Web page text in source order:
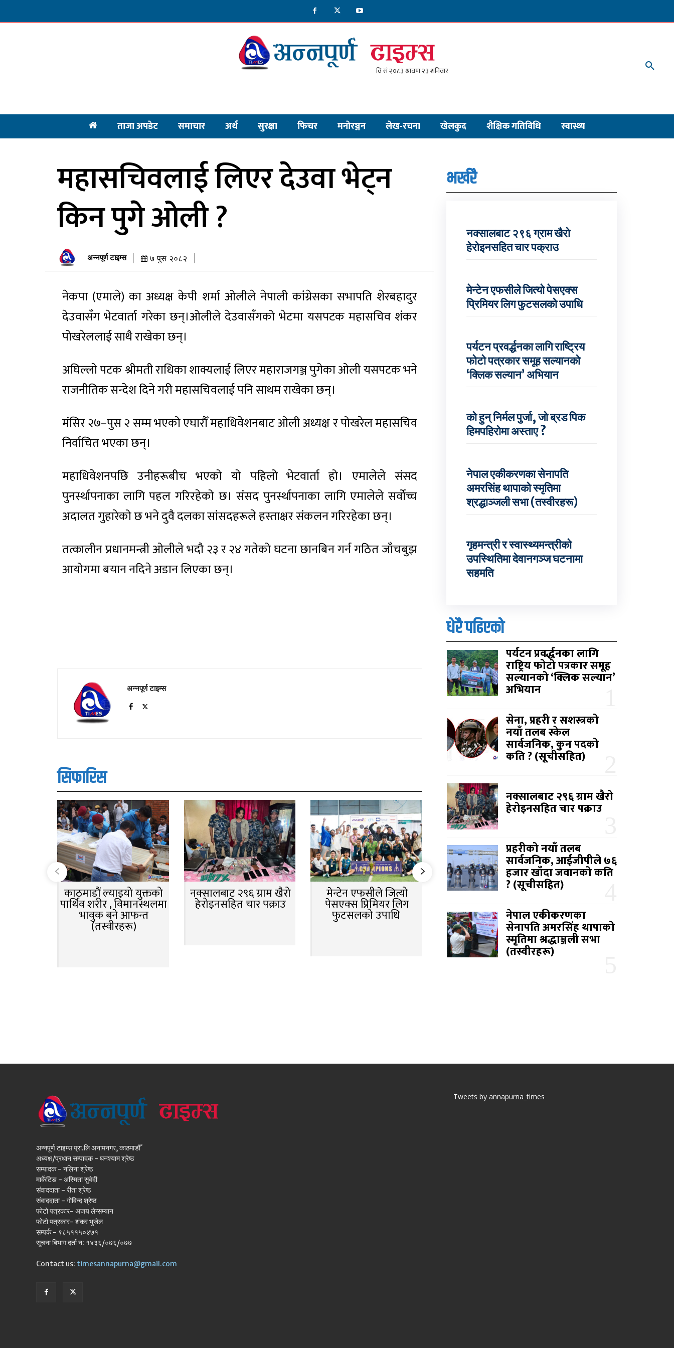
ताजा अपडेट समाचार अर्थ सुरक्षा फिचर मनाेरञ्जन लेख-रचना खेलकुद शैक्षिक गतिविधि स्वास्थ्य
महासचिवलाई लिएर देउवा भेट्न
किन पुगे ओली ?
अन्नपूर्ण टाइम्स ७ पुस २०८२
नेकपा (एमाले) का अध्यक्ष केपी शर्मा ओलीले नेपाली कांग्रेसका सभापति शेरबहादुर
देउवासँग भेटवार्ता गरेका छन्।ओलीले देउवासँगको भेटमा यसपटक महासचिव शंकर
पोखरेललाई साथै राखेका छन्।
अघिल्लो पटक श्रीमती राधिका शाक्यलाई लिएर महाराजगञ्ज पुगेका ओली यसपटक भने
राजनीतिक सन्देश दिने गरी महासचिवलाई पनि साथम राखेका छन्।
मंसिर २७–पुस २ सम्म भएको एघारौँ महाधिवेशनबाट ओली अध्यक्ष र पोखरेल महासचिव
निर्वाचित भएका छन्।
महाधिवेशनपछि उनीहरूबीच भएको यो पहिलो भेटवार्ता हो। एमालेले संसद
पुनर्स्थापनाका लागि पहल गरिरहेको छ। संसद पुनर्स्थापनाका लागि एमालेले सर्वोच्च
अदालत गुहारेको छ भने दुवै दलका सांसदहरूले हस्ताक्षर संकलन गरिरहेका छन्।
तत्कालीन प्रधानमन्त्री ओलीले भदौ २३ र २४ गतेको घटना छानबिन गर्न गठित जाँचबुझ
आयोगमा बयान नदिने अडान लिएका छन्।
अन्नपूर्ण टाइम्स
सिफारिस
काठमाडौं ल्याइयो युक्तको
पार्थिव शरीर , विमानस्थलमा
भावुक बने आफन्त
(तस्वीरहरू)
नक्सालबाट २९६ ग्राम खैरो
हेरोइनसहित चार पक्राउ
मेन्टेन एफसीले जित्यो
पेसएक्स प्रिमियर लिग
फुटसलको उपाधि
भर्खरै
नक्सालबाट २९६ ग्राम खैरो
हेरोइनसहित चार पक्राउ
मेन्टेन एफसीले जित्यो पेसएक्स
प्रिमियर लिग फुटसलको उपाधि
पर्यटन प्रवर्द्धनका लागि राष्ट्रिय
फोटो पत्रकार समूह सल्यानको
‘क्लिक सल्यान’ अभियान
को हुन् निर्मल पुर्जा, जो ब्रड पिक
हिमपहिरोमा अस्ताए ?
नेपाल एकीकरणका सेनापति
अमरसिंह थापाको स्मृतिमा
श्रद्धाञ्जली सभा (तस्वीरहरू)
गृहमन्त्री र स्वास्थ्यमन्त्रीको
उपस्थितिमा देवानगञ्ज घटनामा
सहमति
धेरै पढिएको
पर्यटन प्रवर्द्धनका लागि
राष्ट्रिय फोटो पत्रकार समूह
सल्यानको ‘क्लिक सल्यान’
अभियान
सेना, प्रहरी र सशस्त्रको
नयाँ तलब स्केल
सार्वजनिक, कुन पदको
कति ? (सूचीसहित)
नक्सालबाट २९६ ग्राम खैरो
हेरोइनसहित चार पक्राउ
प्रहरीको नयाँ तलब
सार्वजनिक, आईजीपीले ७६
हजार खाँदा जवानको कति
? (सूचीसहित)
नेपाल एकीकरणका
सेनापति अमरसिंह थापाको
स्मृतिमा श्रद्धाञ्जली सभा
(तस्वीरहरू)
अन्नपूर्ण टाइम्स प्रा.लि अनामनगर, काठमाडौँ
अध्यक्ष/प्रधान सम्पादक - घनश्याम श्रेष्ठ
सम्पादक - नलिना श्रेष्ठ
मार्केटिङ - अस्मिता सुवेदी
संवाददाता - रीता श्रेष्ठ
संवाददाता - गोविन्द श्रेष्ठ
फोटो पत्रकार- अजय लेन्सम्यान
फोटो पत्रकार- शंकर भुजेल
सम्पर्क - ९८५११५०४७१
सूचना बिभाग दर्ता न: १४३६/०७६/०७७
Contact us: timesannapurna@gmail.com
Tweets by annapurna_times